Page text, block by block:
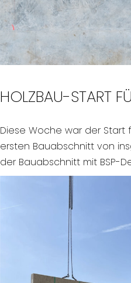
HOLZBAU-START
Diese Woche war der Start
ersten Bauabschnitt von
der Bauabschnitt mit BSP-